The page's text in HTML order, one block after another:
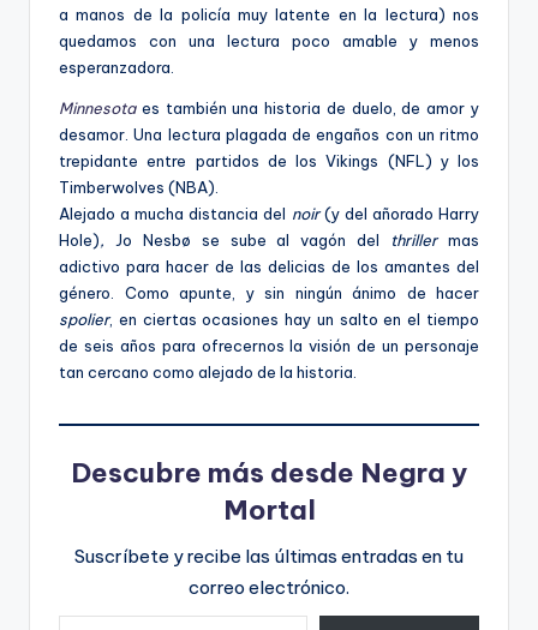
a manos de la policía muy latente en la lectura) nos
quedamos con una lectura poco amable y menos
esperanzadora.
Minnesotaes también una historia de duelo, de amor y
desamor. Una lectura plagada de engaños con un ritmo
trepidante entre partidos de los Vikings (NFL) y los
Timberwolves (NBA).
Alejado a mucha distancia del noir(y del añorado Harry
Hole), Jo Nesbø se sube al vagón del thrillermas
adictivo para hacer de las delicias de los amantes del
género. Como apunte, y sin ningún ánimo de hacer
spolier, en ciertas ocasiones hay un salto en el tiempo
de seis años para ofrecernos la visión de un personaje
tan cercano como alejado de la historia.
Descubre más desde Negra y
Mortal
Suscríbete y recibe las últimas entradas en tu
correo electrónico.
Escribe tu correo electrónico…